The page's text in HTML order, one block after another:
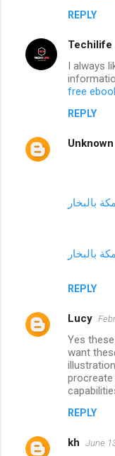
REPLY
Techilife
I always
free
REPLY
Unknown
بالبخار
بالبخار
REPLY
Lucy
Yes
want
REPLY
kh June